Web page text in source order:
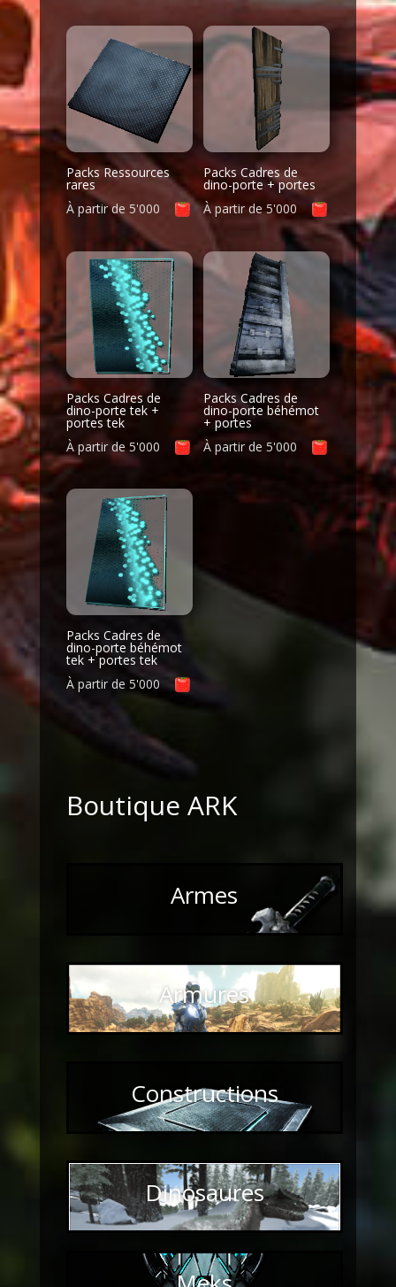
Packs Ressources
rares
À partir de 5'000
Packs Cadres de
dino-porte + portes
À partir de5'000
Packs Cadres de
dino-porte tek +
portes tek
À partir de 5'000
Packs Cadres de
dino-porte béhémot
+ portes
À partir de 5'000
Packs Cadres de
dino-porte béhémot
tek + portes tek
À partir de 5'000
Boutique ARK
Armes
Armures
Constructions
Dinosaures